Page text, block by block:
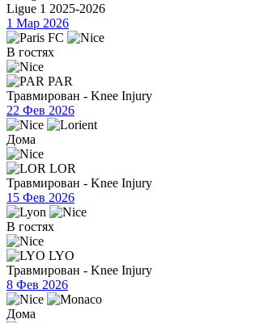
Ligue 1 2025-2026
1 Мар 2026
В гостях
PAR
Травмирован - Knee Injury
22 Фев 2026
Дома
LOR
Травмирован - Knee Injury
15 Фев 2026
В гостях
LYO
Травмирован - Knee Injury
8 Фев 2026
Дома